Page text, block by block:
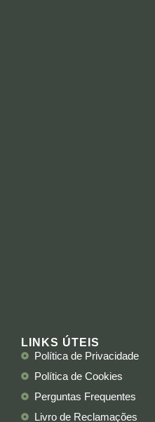
LINKS ÚTEIS
Política de Privacidade
Política de Cookies
Perguntas Frequentes
Livro de Reclamações